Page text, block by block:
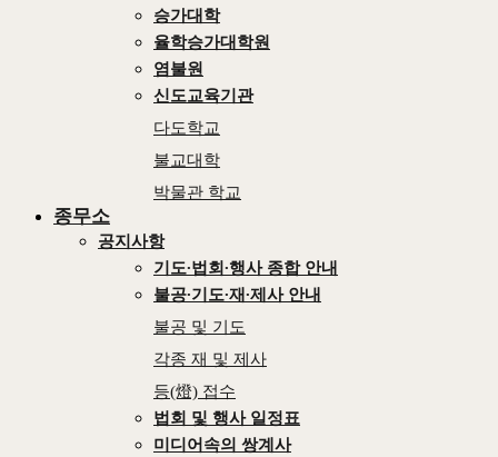
승가대학
율학승가대학원
염불원
신도교육기관
다도학교
불교대학
박물관 학교
종무소
공지사항
기도∙법회∙행사 종합 안내
불공∙기도∙재∙제사 안내
불공 및 기도
각종 재 및 제사
등(燈) 접수
법회 및 행사 일정표
미디어속의 쌍계사